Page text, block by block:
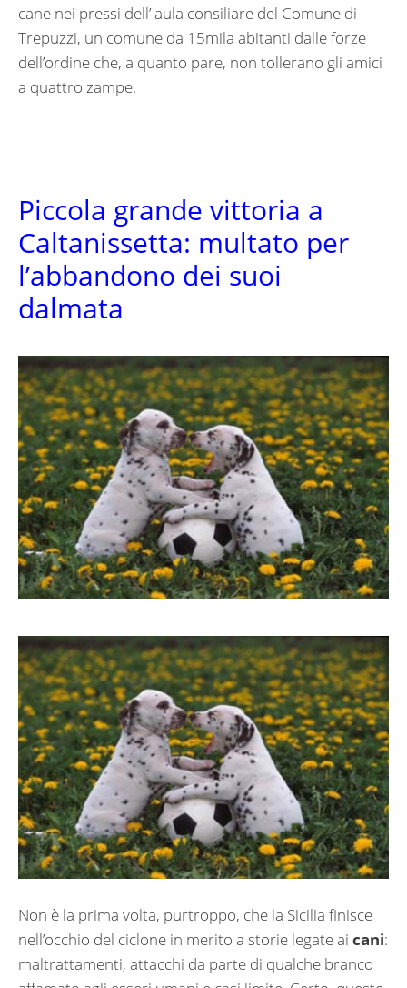
cane nei pressi dell’ aula consiliare del Comune di
Trepuzzi, un comune da 15mila abitanti dalle forze
dell’ordine che, a quanto pare, non tollerano gli amici
a quattro zampe.
Piccola grande vittoria a
Caltanissetta: multato per
l’abbandono dei suoi
dalmata
Non è la prima volta, purtroppo, che la Sicilia finisce
nell’occhio del ciclone in merito a storie legate ai cani:
maltrattamenti, attacchi da parte di qualche branco